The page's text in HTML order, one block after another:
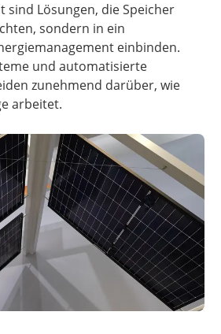
sind Lösungen, die Speicher
sondern in ein
einbinden.
und automatisierte
zunehmend darüber, wie
arbeitet.